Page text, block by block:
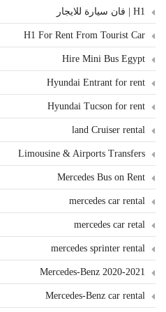
H1 | فان سيارة للايجار
H1 For Rent From Tourist Car
Hire Mini Bus Egypt
Hyundai Entrant for rent
Hyundai Tucson for rent
land Cruiser rental
Limousine & Airports Transfers
Mercedes Bus on Rent
mercedes car rental
mercedes car retal
mercedes sprinter rental
Mercedes-Benz 2020-2021
Mercedes-Benz car rental